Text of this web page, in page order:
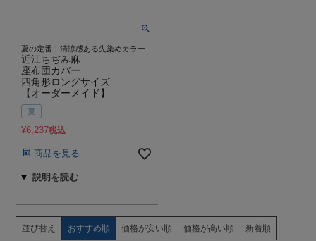
夏の定番！清涼感ある先染めカラー
近江ちぢみ麻
座布団カバー
四角形ロングサイズ
【オーダーメイド】
夏
¥6,237税込
商品を見る
並び替え おすすめ順 価格が安い順 価格が高い順 新着順